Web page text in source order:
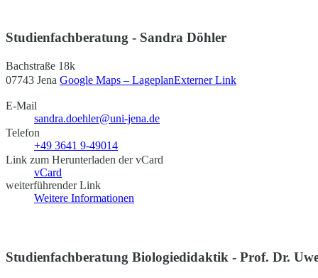
Studienfachberatung - Sandra Döhler
Bachstraße 18k
07743 Jena Google Maps – LageplanExterner Link
E-Mail
sandra.doehler@uni-jena.de
Telefon
+49 3641 9-49014
Link zum Herunterladen der vCard
vCard
weiterführender Link
Weitere Informationen
Studienfachberatung Biologiedidaktik - Prof. Dr.